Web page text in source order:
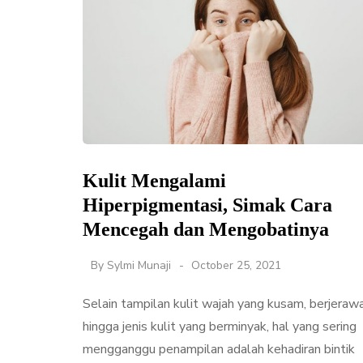
Kulit Mengalami
Hiperpigmentasi, Simak Cara
Mencegah dan Mengobatinya
By Sylmi Munaji October 25, 2021
Selain tampilan kulit wajah yang kusam,
hingga jenis kulit yang berminyak, hal yang sering
mengganggu penampilan adalah kehadiran bintik